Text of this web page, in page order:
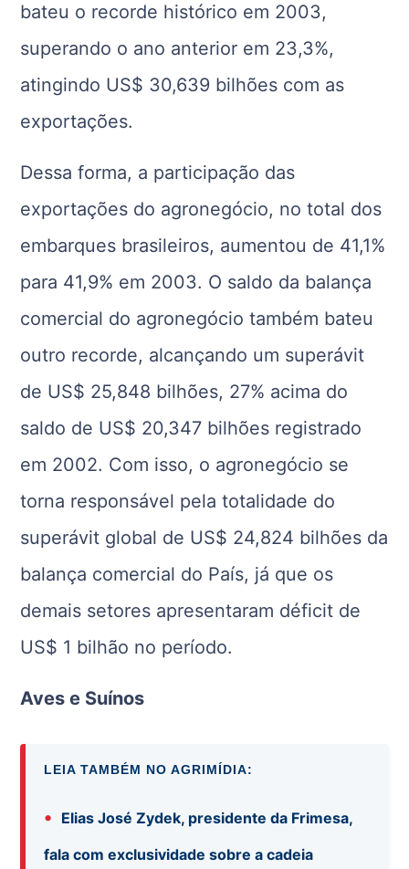
bateu o recorde histórico em 2003,
superando o ano anterior em 23,3%,
atingindo US$ 30,639 bilhões com as
exportações.
Dessa forma, a participação das
exportações do agronegócio, no total dos
embarques brasileiros, aumentou de 41,1%
para 41,9% em 2003. O saldo da balança
comercial do agronegócio também bateu
outro recorde, alcançando um superávit
de US$ 25,848 bilhões, 27% acima do
saldo de US$ 20,347 bilhões registrado
em 2002. Com isso, o agronegócio se
torna responsável pela totalidade do
superávit global de US$ 24,824 bilhões da
balança comercial do País, já que os
demais setores apresentaram déficit de
US$ 1 bilhão no período.
Aves e Suínos
LEIA TAMBÉM NO AGRIMÍDIA:
• Elias José Zydek, presidente da Frimesa,
fala com exclusividade sobre a cadeia